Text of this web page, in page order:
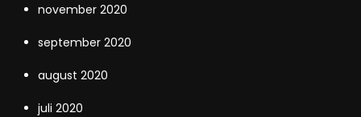
november 2020
september 2020
august 2020
juli 2020